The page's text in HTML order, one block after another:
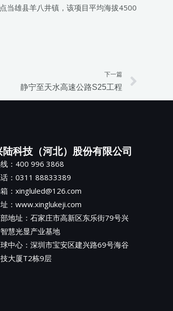
当雄县羊八井镇，该项目平均海拔4500
下一篇
静宁至天水高速公路S25工程
陆科技（河北）股份有限公司
：400 996 3868
：0311 88833389
：xingluled@126.com
址：www.xinglukeji.com
地址： 石家庄市高新区东乐街79号兴
智慧光显产业基地
中心：深圳市宝安区建兴路69号海谷
大厦T2栋9层